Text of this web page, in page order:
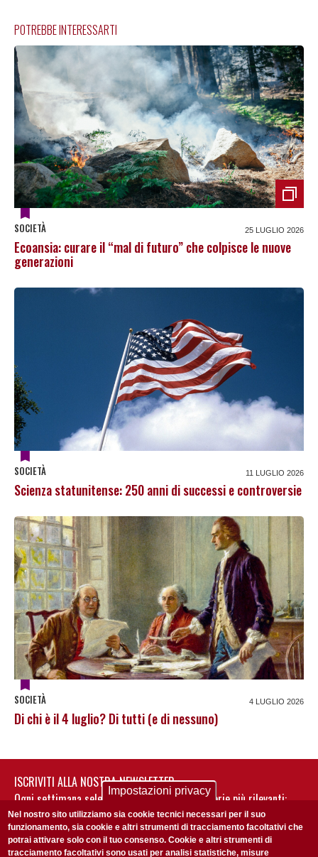
POTREBBE INTERESSARTI
SOCIETÀ 25 LUGLIO 2026
Ecoansia: curare il “mal di futuro” che colpisce le nuove
generazioni
SOCIETÀ 11 LUGLIO 2026
Scienza statunitense: 250 anni di successi e controversie
SOCIETÀ 4 LUGLIO 2026
Di chi è il 4 luglio? Di tutti (e di nessuno)
ISCRIVITI ALLA NOSTRA NEWSLETTER
Ogni settimana selezioniamo per te nostre storie più rilevanti:
non perderti gli aggiornamenti della nostra newsletter
Impostazioni privacy
Nel nostro sito utilizziamo sia cookie tecnici necessari per il suo
funzionamento, sia cookie e altri strumenti di tracciamento facoltativi che
potrai attivare solo con il tuo consenso. Cookie e altri strumenti di
tracciamento facoltativi sono usati per analisi statistiche, misure